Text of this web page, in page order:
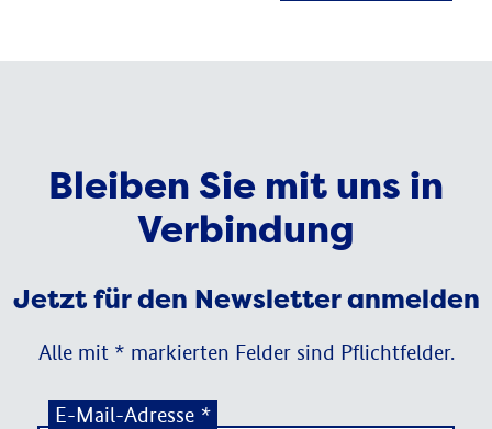
Bleiben Sie mit uns in
Verbindung
Jetzt für den Newsletter anmelden
Alle mit * markierten Felder sind Pflichtfelder.
E-Mail-Adresse *